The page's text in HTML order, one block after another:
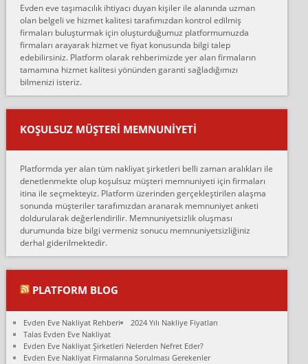
çalıştıklarını, müş...
Ahmet:
Lüleburgaz güngünes evden eve naklyat eşyalarımı taşımak için
anlaştık sabah eve geldiklerinde de eşyalarımı düzgün şekilde
sarcaz demelerine r...
mehmet güldü:
Ankara ALİCANLAR NAKLİYAT Tutarsız ve ticari ahlak problemleri
var verdikleri fiyat teklifini arttırdılar. Sonrasında taşıma gününde
oldukça tutarsı...
Ankara Alicanlar naklyat tel 5465524025. 2600 TL'ye ankaradan
Konya ya Alicanlar naklyat la anlaştık bu şahıs evin taşınacağı gün
fiyatın mazoto gele...
Fatih kokmese:
Diyarbakır dan eşyamı getirtmek için anlaştım sözleşme yaptım.
Son anda fiyat artırdılar.. mecburiyetten tasittim.. bu kişiler ağrılı
Ali:
olduk. Asansörlü dediler sonra uraya asansör kurulmaz dediler
fark istediler. ortada asa...
Nimet:
Ben 2021 Ağustos ilk haftası Evimi taşıdım yani İstanbul'un bir
Evden eve taşımacılık ihtiyacı duyan kişiler ile alanında uzman
olan belgeli ve hizmet kalitesi tarafımızdan kontrol edilmiş
firmaları buluşturmak için oluşturduğumuz platformumuzda
firmaları arayarak hizmet ve fiyat konusunda bilgi talep
edebilirsiniz. Platform olarak rehberimizde yer alan firmaların
tamamına hizmet kalitesi yönünden garanti sağladığımızı
bilmenizi isteriz.
KOŞULSUZ MÜŞTERI MEMNUNIYETI
Platformda yer alan tüm nakliyat şirketleri belli zaman aralıkları ile
denetlenmekte olup koşulsuz müşteri memnuniyeti için firmaları
itina ile seçmekteyiz. Platform üzerinden gerçekleştirilen alaşma
sonunda müşteriler tarafımızdan aranarak memnuniyet anketi
doldurularak değerlendirilir. Memnuniyetsizlik oluşması
durumunda bize bilgi vermeniz sonucu memnuniyetsizliğiniz
derhal giderilmektedir.
PLATFORM BLOG
Evden Eve Nakliyat Rehberi
2024 Yılı Nakliye Fiyatları
Talas Evden Eve Nakliyat
Evden Eve Nakliyat Şirketleri Nelerden Nefret Eder?
Evden Eve Nakliyat Firmalarına Sorulması Gerekenler